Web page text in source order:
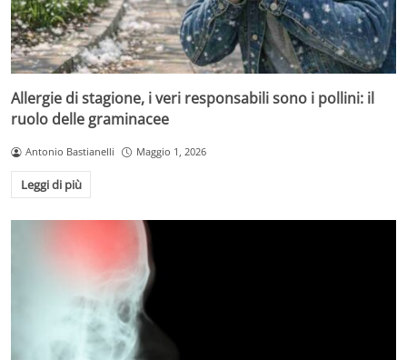
Allergie di stagione, i veri responsabili sono i pollini: il
ruolo delle graminacee
Antonio Bastianelli Maggio 1, 2026
Leggi di più